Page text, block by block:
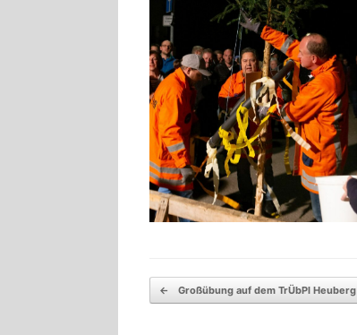
Beitragsnavigation
← Großübung auf dem TrÜbPl Heuberg